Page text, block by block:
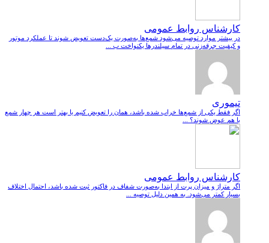
کارشناس روابط عمومی
در بیشتر موارد توصیه می‌شود شمع‌ها به‌صورت یک‌دست تعویض شوند تا عملکرد موتور
و کیفیت جرقه‌زنی در تمام سیلندرها یکنواخت ب ...
تیموری
اگر فقط یکی از شمع‌ها خراب شده باشد، همان را تعویض کنیم یا بهتر است هر چهار شمع
با هم عوض شوند؟ ...
کارشناس روابط عمومی
اگر متراژ و میزان پرت از ابتدا به‌صورت شفاف در فاکتور ثبت شده باشد، احتمال اختلاف
بسیار کمتر می‌شود. به همین دلیل توصیه ...